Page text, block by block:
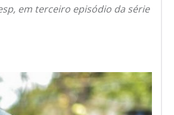
em terceiro episódio da série